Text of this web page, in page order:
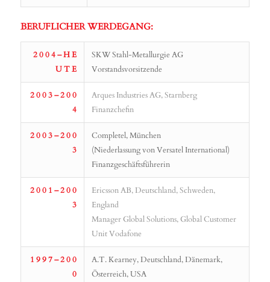
BERUFLICHER WERDEGANG:
2 0 0 4 – H E
U T E
SKW Stahl-Metallurgie AG
Vorstandsvorsitzende
2 0 0 3 – 2 0 0
4
Arques Industries AG, Starnberg
Finanzchefin
2 0 0 3 – 2 0 0
3
Completel, München
(Niederlassung von Versatel International)
Finanzgeschäftsführerin
2 0 0 1 – 2 0 0
3
Ericsson AB, Deutschland, Schweden,
England
Manager Global Solutions, Global Customer
Unit Vodafone
1 9 9 7 – 2 0 0
0
A.T. Kearney, Deutschland, Dänemark,
Österreich, USA